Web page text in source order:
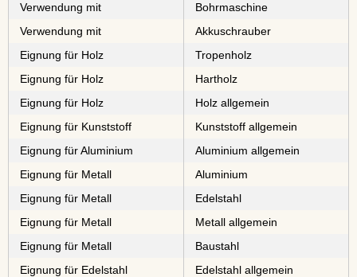
Verwendung mit
Bohrmaschine
Verwendung mit
Akkuschrauber
Eignung für Holz
⁠⁠⁠⁠⁠Tropenholz
Eignung für Holz
⁠⁠⁠Hartholz
Eignung für Holz
Holz allgemein
Eignung für Kunststoff
Kunststoff allgemein
Eignung für Aluminium
Aluminium allgemein
Eignung für Metall
⁠⁠⁠Aluminium
Eignung für Metall
⁠⁠⁠⁠⁠⁠⁠⁠Edelstahl
Eignung für Metall
Metall allgemein
Eignung für Metall
⁠⁠⁠⁠⁠⁠Baustahl
Eignung für Edelstahl
Edelstahl allgemein